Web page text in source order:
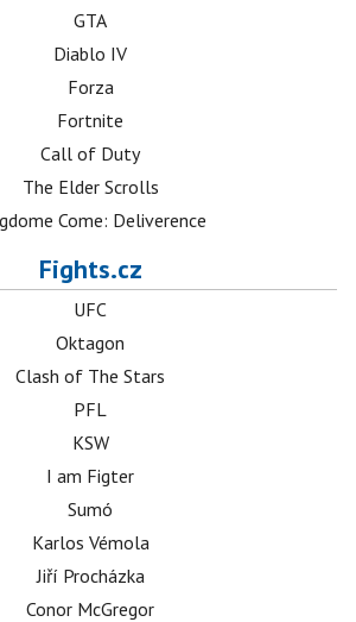
GTA
Diablo IV
Forza
Fortnite
Call of Duty
The Elder Scrolls
Come: Deliverence
Fights.cz
UFC
Oktagon
Clash of The Stars
PFL
KSW
I am Figter
Sumó
Karlos Vémola
Jiří Procházka
Conor McGregor